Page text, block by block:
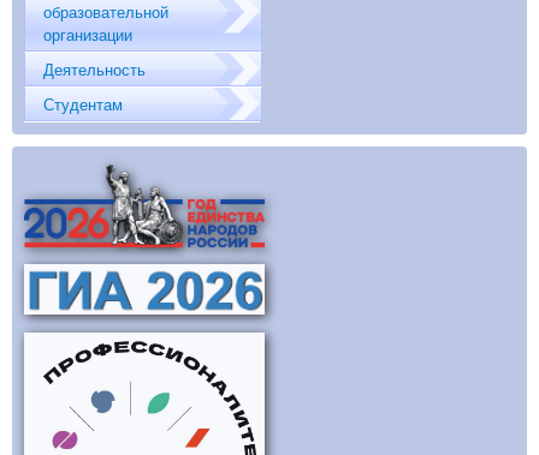
образовательной
организации
Деятельность
Студентам